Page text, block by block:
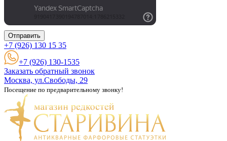
Отправить
+7 (926) 130 15 35
+7 (926) 130-1535
Заказать обратный звонок
Москва, ул.Свободы, 29
Посещение по предварительному звонку!